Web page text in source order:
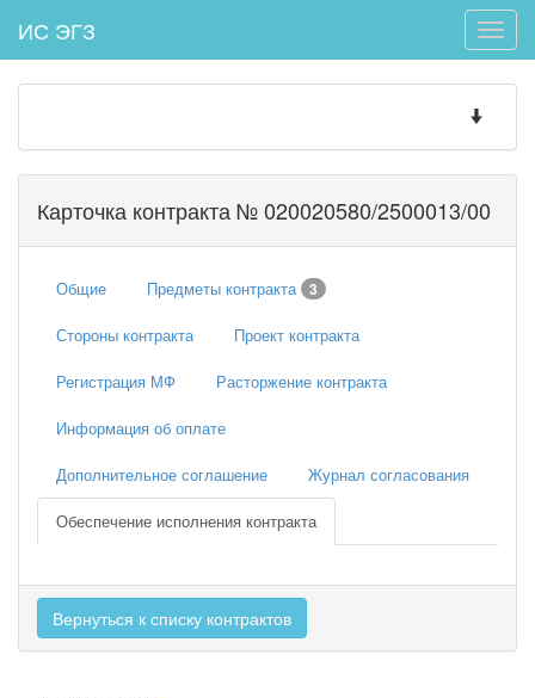
Toggle
ИС ЭГЗ
Toggle
Карточка контракта № 020020580/2500013/00
Общие Предметы контракта 3
Стороны контракта Проект контракта
Регистрация МФ Расторжение контракта
Информация об оплате
Дополнительное соглашение Журнал согласования
Обеспечение исполнения контракта
Вернуться к списку контрактов